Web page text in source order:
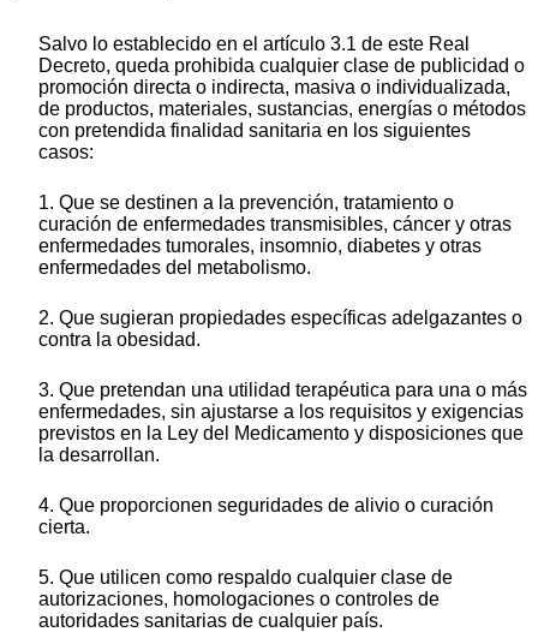
Salvo lo establecido en el artículo 3.1 de este Real
Decreto, queda prohibida cualquier clase de publicidad o
promoción directa o indirecta, masiva o individualizada,
de productos, materiales, sustancias, energías o métodos
con pretendida finalidad sanitaria en los siguientes
casos:
1. Que se destinen a la prevención, tratamiento o
curación de enfermedades transmisibles, cáncer y otras
enfermedades tumorales, insomnio, diabetes y otras
enfermedades del metabolismo.
2. Que sugieran propiedades específicas adelgazantes o
contra la obesidad.
3. Que pretendan una utilidad terapéutica para una o más
enfermedades, sin ajustarse a los requisitos y exigencias
previstos en la Ley del Medicamento y disposiciones que
la desarrollan.
4. Que proporcionen seguridades de alivio o curación
cierta.
5. Que utilicen como respaldo cualquier clase de
autorizaciones, homologaciones o controles de
autoridades sanitarias de cualquier país.